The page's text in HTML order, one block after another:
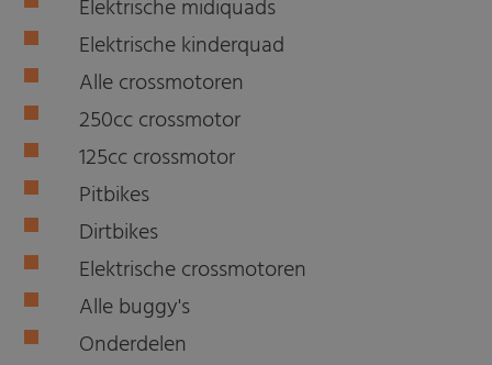
Elektrische midiquads
Elektrische kinderquad
Alle crossmotoren
250cc crossmotor
125cc crossmotor
Pitbikes
Dirtbikes
Elektrische crossmotoren
Alle buggy's
Onderdelen